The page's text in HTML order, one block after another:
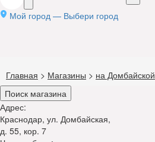
Мой город — Выбери город
Главная > Магазины > на Домбайской
Поиск магазина
Адрес:
Краснодар, ул. Домбайская,
д. 55, кор. 7